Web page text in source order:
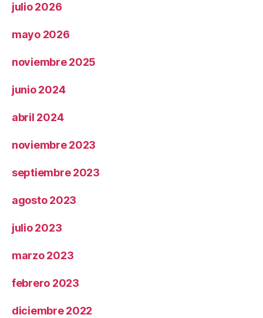
julio 2026
mayo 2026
noviembre 2025
junio 2024
abril 2024
noviembre 2023
septiembre 2023
agosto 2023
julio 2023
marzo 2023
febrero 2023
diciembre 2022